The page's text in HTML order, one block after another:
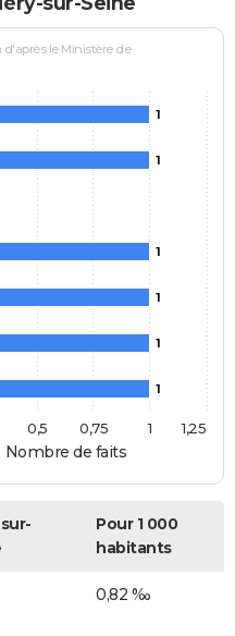
Nombre de faits
d'après le Ministère de
1
1
1
1
1
1
1
0,5 0,75 1,25
Pour 1 000
habitants
0,82 ‰